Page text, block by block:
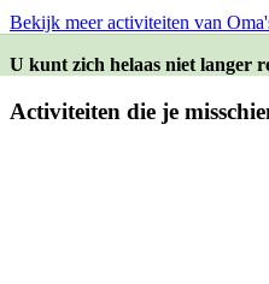
Bekijk meer activiteiten van
U kunt zich helaas niet langer
Activiteiten die je